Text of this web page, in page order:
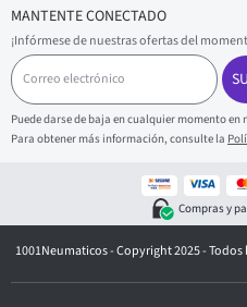
MANTENTE CONECTADO
¡Infórmese de nuestras ofertas del
C
o
r
r
e
o
n
Puede darse de baja en cualquier momento
Para obtener más información, consulte la
Compras y
1001Neumaticos - Copyright 2025 -